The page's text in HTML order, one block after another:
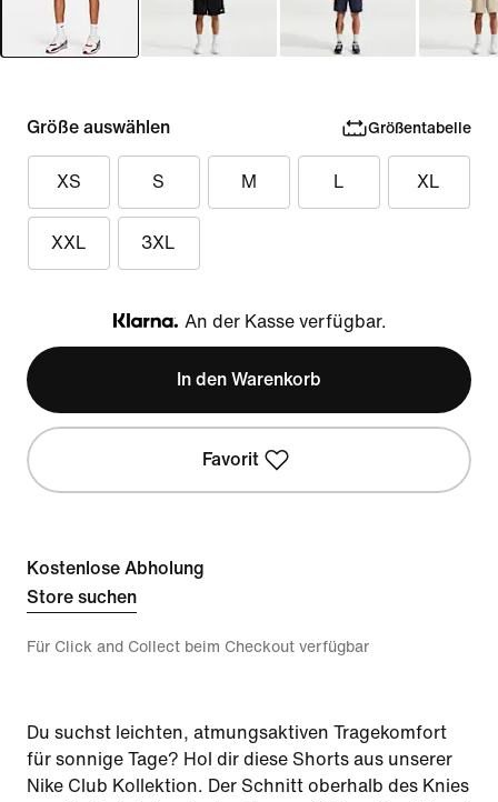
Größe auswählen Größentabelle
XS S M L XL
XXL 3XL
Klarna
An der Kasse verfügbar.
In den Warenkorb
Favorit
Kostenlose Abholung
Store suchen
Für Click and Collect beim Checkout verfügbar
Du suchst leichten, atmungsaktiven Tragekomfort
für sonnige Tage? Hol dir diese Shorts aus unserer
Nike Club Kollektion. Der Schnitt oberhalb des Knies